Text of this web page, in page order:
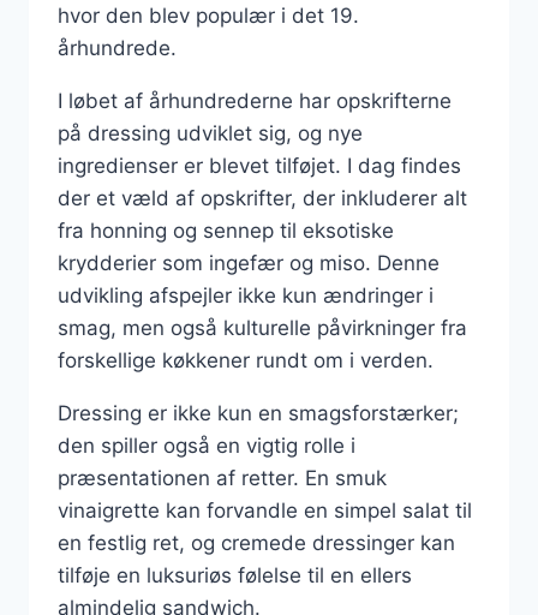
hvor den blev populær i det 19.
århundrede.
I løbet af århundrederne har opskrifterne
på dressing udviklet sig, og nye
ingredienser er blevet tilføjet. I dag findes
der et væld af opskrifter, der inkluderer alt
fra honning og sennep til eksotiske
krydderier som ingefær og miso. Denne
udvikling afspejler ikke kun ændringer i
smag, men også kulturelle påvirkninger fra
forskellige køkkener rundt om i verden.
Dressing er ikke kun en smagsforstærker;
den spiller også en vigtig rolle i
præsentationen af retter. En smuk
vinaigrette kan forvandle en simpel salat til
en festlig ret, og cremede dressinger kan
tilføje en luksuriøs følelse til en ellers
almindelig sandwich.